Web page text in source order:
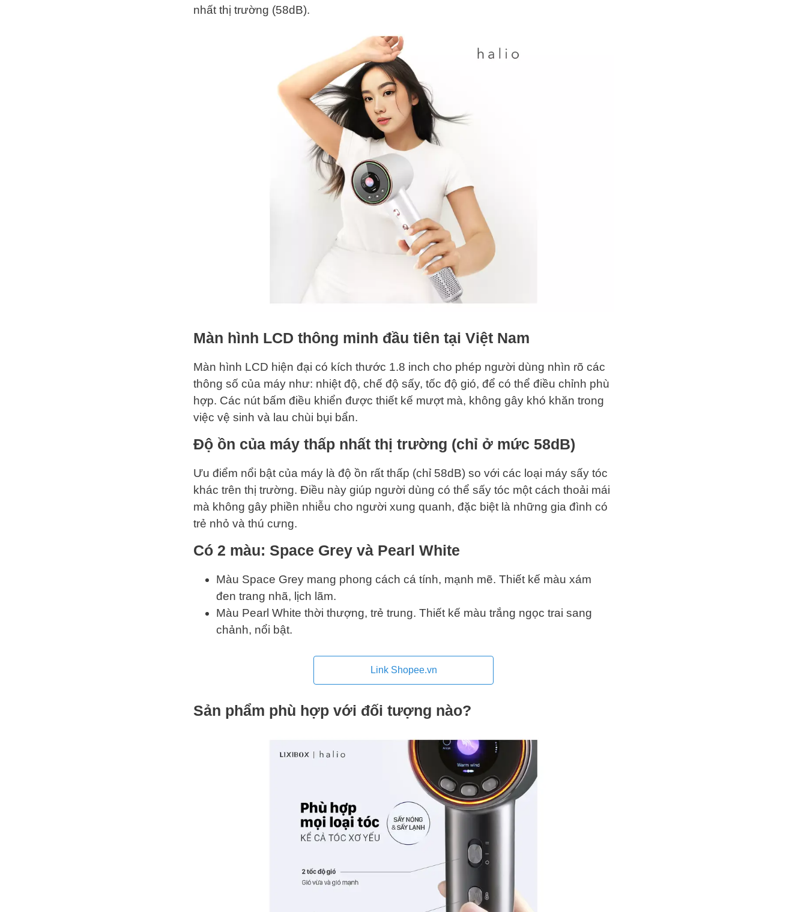
nhất thị trường (58dB).
Màn hình LCD thông minh đầu tiên tại Việt Nam
Màn hình LCD hiện đại có kích thước 1.8 inch cho phép người dùng nhìn rõ các
thông số của máy như: nhiệt độ, chế độ sấy, tốc độ gió, để có thể điều chỉnh phù
hợp. Các nút bấm điều khiển được thiết kế mượt mà, không gây khó khăn trong
việc vệ sinh và lau chùi bụi bẩn.
Độ ồn của máy thấp nhất thị trường (chỉ ở mức 58dB)
Ưu điểm nổi bật của máy là độ ồn rất thấp (chỉ 58dB) so với các loại máy sấy tóc
khác trên thị trường. Điều này giúp người dùng có thể sấy tóc một cách thoải mái
mà không gây phiền nhiễu cho người xung quanh, đặc biệt là những gia đình có
trẻ nhỏ và thú cưng.
Có 2 màu: Space Grey và Pearl White
Màu Space Grey mang phong cách cá tính, mạnh mẽ. Thiết kế màu xám
đen trang nhã, lịch lãm.
Màu Pearl White thời thượng, trẻ trung. Thiết kế màu trắng ngọc trai sang
chảnh, nổi bật.
Link Shopee.vn
Sản phẩm phù hợp với đối tượng nào?